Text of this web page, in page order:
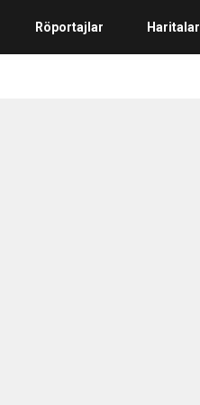
Röportajlar Haritalar